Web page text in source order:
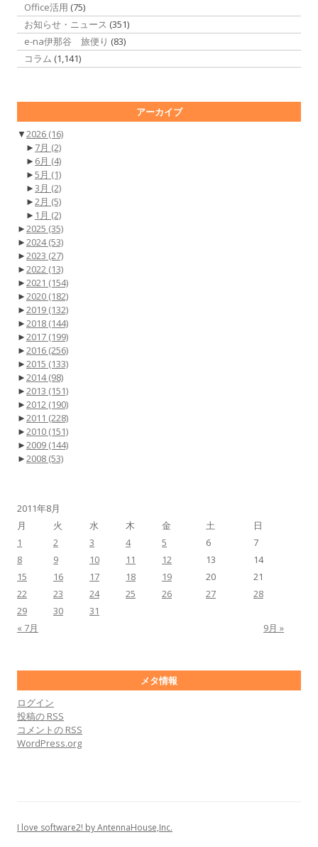
Office活用 (75)
お知らせ・ニュース (351)
e-na伊那谷 旅便り (83)
コラム (1,141)
アーカイブ
▼2026 (16)
► 7月 (2)
► 6月 (4)
►5月 (1)
►3月 (2)
►2月 (5)
► 1月 (2)
►2025 (35)
►2024(53)
►2023 (27)
►2022 (13)
►2021 (154)
►2020 (182)
►2019 (132)
►2018 (144)
►2017 (199)
►2016 (256)
►2015 (133)
►2014(98)
►2013 (151)
►2012 (190)
►2011 (228)
►2010 (151)
►2009 (144)
►2008 (53)
2011年8月
月
火 水 木 金 土 日
« 7月 9月 »
1 2 3 4 5 6
7
8
9 10 11 12 13
14
15
16 17 18 19 20
21
22
23 24 25 26 27
28
29
30 31
メタ情報
ログイン
投稿の RSS
コメントの RSS
WordPress.org
I love software2! by AntennaHouse,Inc.